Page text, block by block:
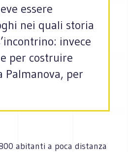
essere
nei quali storia
invece
per costruire
Palmanova, per
abitanti a poca distanza